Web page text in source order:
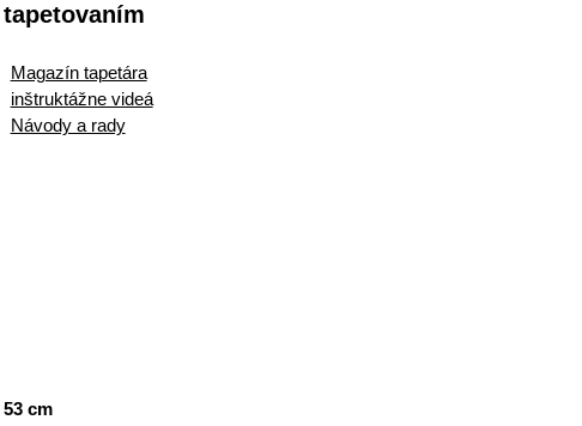
Magazín tapetára
inštruktážne videá
Návody a rady
cm